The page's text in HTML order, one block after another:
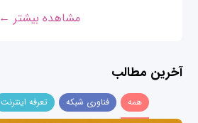
مشاهده بیشتر ←
آخرین مطالب
همه فناوری شبکه تعرفه اینترنت